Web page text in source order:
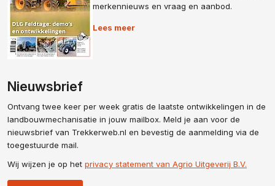
merkennieuws en vraag en aanbod.
Lees meer
Nieuwsbrief
Ontvang twee keer per week gratis de laatste ontwikkelingen in de
landbouwmechanisatie in jouw mailbox. Meld je aan voor de
nieuwsbrief van Trekkerweb.nl en bevestig de aanmelding via de
toegestuurde mail.
Wij wijzen je op het privacy statement van Agrio Uitgeverij B.V.